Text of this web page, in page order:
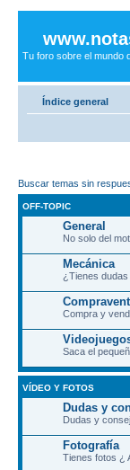
Tu foro sobre el mundo
Índice general
Buscar temas sin
OFF-TOPIC
General
No solo del
Mecánica
¿Tienes
Compra y
Saca el
VÍDEO Y FOTOS
Dudas y
Dudas y
Fotografía
Tienes fotos ¿